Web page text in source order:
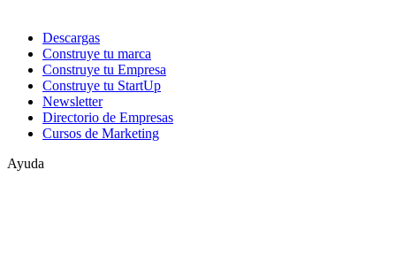
Descargas
Construye tu marca
Construye tu Empresa
Construye tu StartUp
Newsletter
Directorio de Empresas
Cursos de Marketing
Ayuda